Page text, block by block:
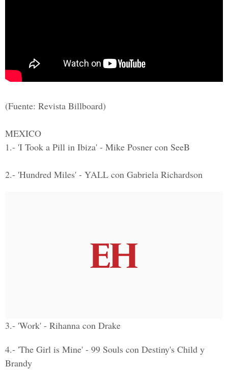
(Fuente: Revista Billboard)
MEXICO
1.- 'I Took a Pill in Ibiza' - Mike Posner con SeeB
2.- 'Hundred Miles' - YALL con Gabriela Richardson
3.- 'Work' - Rihanna con Drake
4.- 'The Girl is Mine' - 99 Souls con Destiny's Child y
Brandy